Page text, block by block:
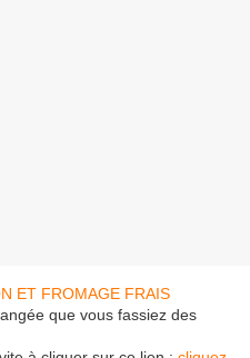
que vous fassiez des